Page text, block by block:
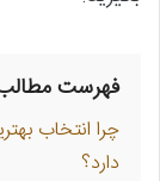
فهرست
چرا انتخاب
دارد؟